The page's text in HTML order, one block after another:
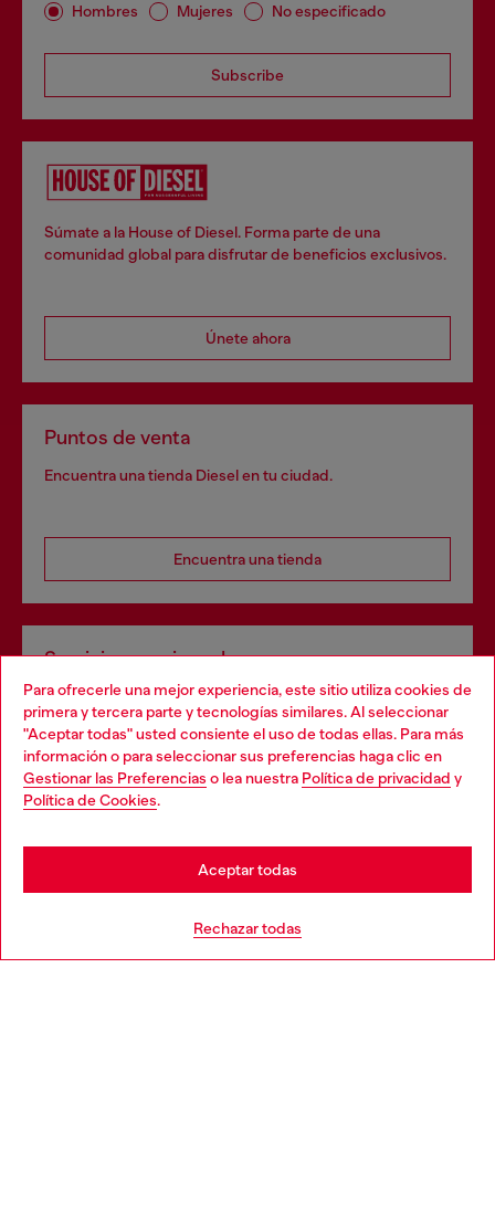
Para ofrecerle una mejor experiencia, este sitio utiliza cookies de
primera y tercera parte y tecnologías similares. Al seleccionar
"Aceptar todas" usted consiente el uso de todas ellas. Para más
información o para seleccionar sus preferencias haga clic en
Gestionar las Preferencias o lea nuestra Política de privacidad y
Política de Cookies.
Rechazar todas
Aceptar todas
Hombres Mujeres No especificado
Subscribe
Súmate a la House of Diesel. Forma parte de una
comunidad global para disfrutar de beneficios exclusivos.
Únete ahora
Puntos de venta
Encuentra una tienda Diesel en tu ciudad.
Encuentra una tienda
Servicios omnicanal
Descubre todos nuestros servicios, tanto en línea como
en la tienda.
Choose your location
You are currently browsing España website, but it seems you
may be based in United States